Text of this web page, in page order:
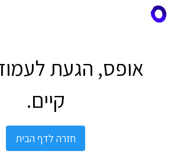
אופס, הגעת
קיים.
חזרה לדף הבית